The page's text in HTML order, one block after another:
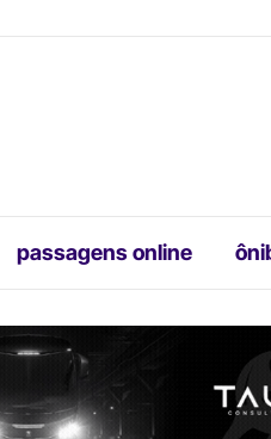
passagens online